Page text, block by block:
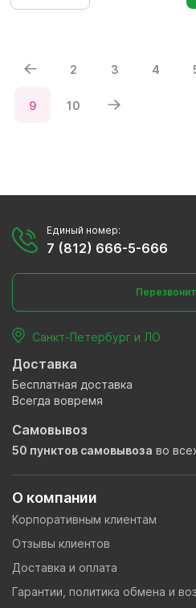
2 3 4
9 10
О компании
Корпоративным клиентам
Отзывы клиентов
Доставка и оплата
Гарантии, политика обмена и
Единый номер:
7 (812) 666-5-666
Санкт-Петербург и ЛО
Доставка
Бесплатная доставка
Всегда вовремя
Самовывоз
50 пунктов самовывоза во